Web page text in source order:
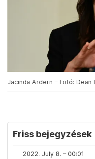
Jacinda Ardern – Fotó:
Friss bejegyzések
2022. July 8. – 00:01